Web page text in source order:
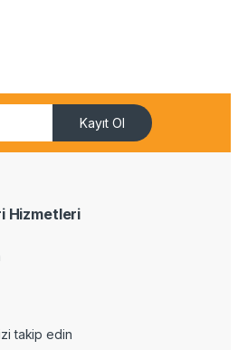
Kayıt Ol
Hizmetleri
takip edin